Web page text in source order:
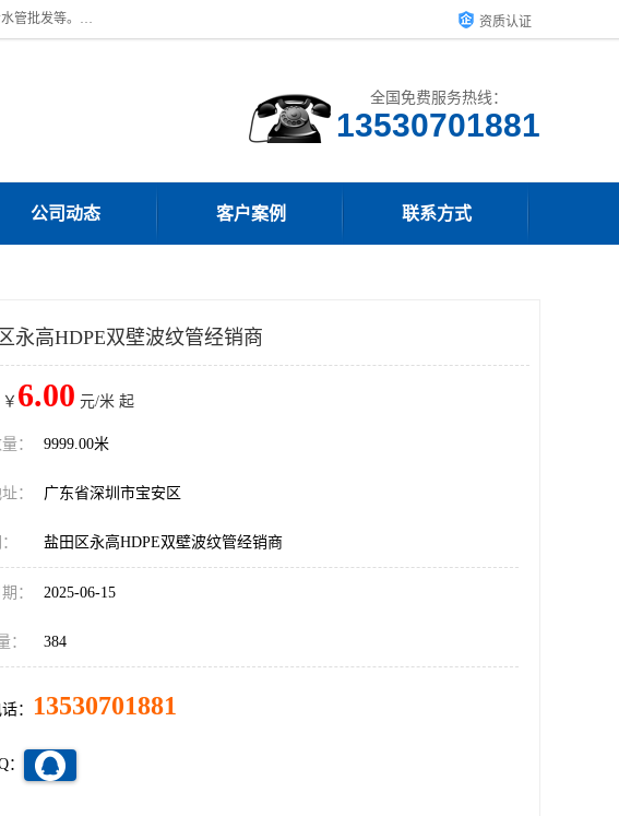
深圳市宝安区沙井街道浩丰胶管商行主营产品：联塑批发、联塑管批发、联塑总代理、联塑总经销、联塑HDPE波纹管批发、联塑PE给水管批发等。凭借服务以及多年的勤奋拼搏，发展成为一家销售各种管材管件，绝缘电工套管及配件等系列产品的贸易公司。公司秉承“顾客至上，锐意进取”的经营理念，坚持“客户至上”原则为广大客户提供的服务。欢迎惠顾！ 资质认证
全国免费服务热线：
公司动态 客户案例 联系方式
永高HDPE双壁波纹管经销商
6.00 元/米 起
： 9999.00米
： 广东省深圳市宝安区
盐田区永高HDPE双壁波纹管经销商
： 2025-06-15
： 384
： 13530701881
：